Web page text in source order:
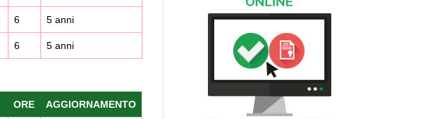
6 5 anni
6 5 anni
ORE AGGIORNAMENTO